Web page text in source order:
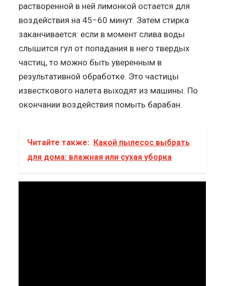
растворенной в ней лимонкой остается для
воздействия на 45−60 минут. Затем стирка
заканчивается: если в момент слива воды
слышится гул от попадания в него твердых
частиц, то можно быть уверенным в
результативной обработке. Это частицы
известкового налета выходят из машины. По
окончании воздействия помыть барабан.
Читайте также: Какой пылесос выбрать
для дома: влажная или сухая уборка